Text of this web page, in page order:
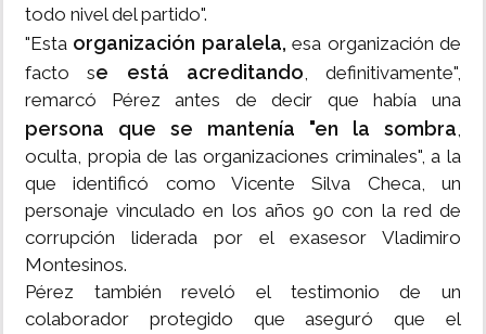
todo nivel del partido".
"Esta organización paralela,esa organización de
facto se está acreditando, definitivamente",
remarcó Pérez antes de decir que había una
persona que se mantenía "en la sombra,
oculta, propia de las organizaciones criminales", a la
que identificó como Vicente Silva Checa, un
personaje vinculado en los años 90 con la red de
corrupción liderada por el exasesor Vladimiro
Montesinos.
Pérez también reveló el testimonio de un
colaborador protegido que aseguró que el